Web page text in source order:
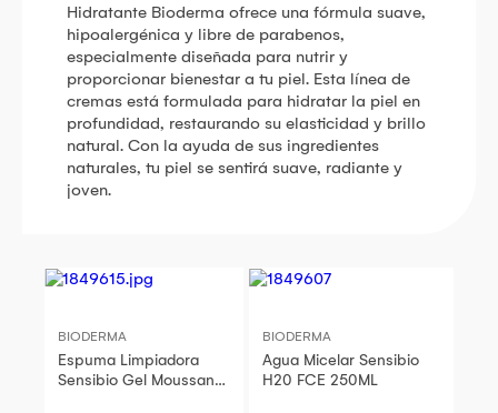
Hidratante Bioderma ofrece una fórmula suave,
hipoalergénica y libre de parabenos,
especialmente diseñada para nutrir y
proporcionar bienestar a tu piel. Esta línea de
cremas está formulada para hidratar la piel en
profundidad, restaurando su elasticidad y brillo
natural. Con la ayuda de sus ingredientes
naturales, tu piel se sentirá suave, radiante y
joven.
BIODERMA
Espuma Limpiadora
Sensibio Gel Moussant
BIODERMA
Agua Micelar Sensibio
H20 FCE 250ML